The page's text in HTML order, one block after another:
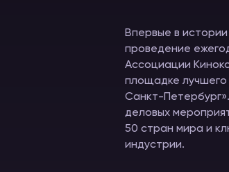
Впервые в
проведение
Ассоциации
площадке
Санкт-
деловых
50 стран мира и
индустрии.